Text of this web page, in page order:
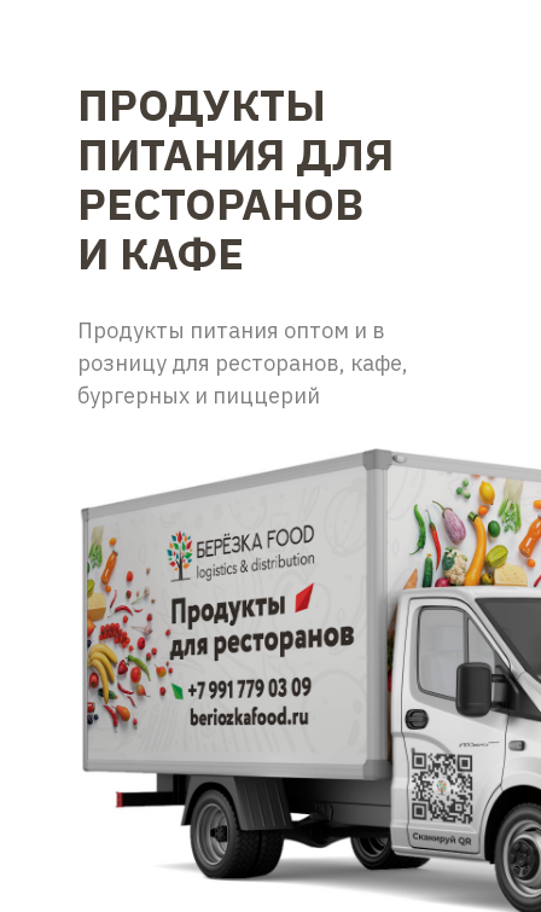
ПРОДУКТЫ
ПИТАНИЯ ДЛЯ
РЕСТОРАНОВ
И КАФЕ
Продукты питания оптом и в
розницу для ресторанов, кафе,
бургерных и пиццерий